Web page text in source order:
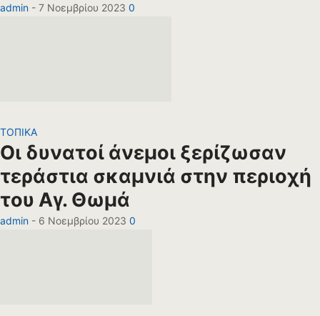
admin - 7 Νοεμβρίου 2023 0
ΤΟΠΙΚΑ
Οι δυνατοί άνεμοι ξερίζωσαν
τεράστια σκαμνιά στην περιοχή
του Αγ. Θωμά
admin - 6 Νοεμβρίου 2023 0